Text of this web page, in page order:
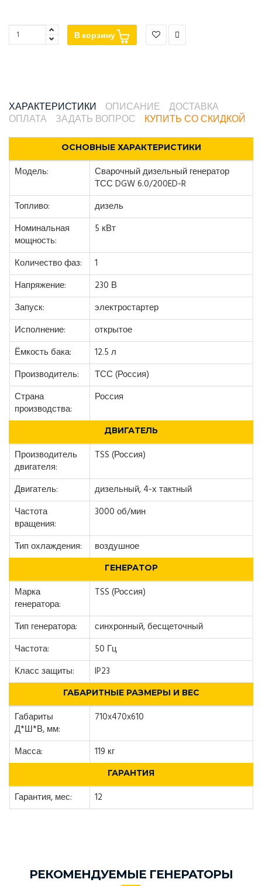
В корзину
ХАРАКТЕРИСТИКИ ОПИСАНИЕ
ДОСТАВКА
ОПЛАТА
ЗАДАТЬ ВОПРОС КУПИТЬ СО СКИДКОЙ
ОСНОВНЫЕ ХАРАКТЕРИСТИКИ
Модель:
Сварочный дизельный генератор
ТСС DGW 6.0/200ED-R
Топливо:
дизель
Номинальная
мощность:
5 кВт
Количество фаз:
1
Напряжение:
230 В
Запуск:
электростартер
Исполнение:
открытое
Ёмкость бака:
12.5 л
Производитель:
ТСС (Россия)
Страна
производства:
Россия
ДВИГАТЕЛЬ
Производитель
двигателя:
TSS (Россия)
Двигатель:
дизельный, 4-х тактный
Частота
вращения:
3000 об/мин
Тип охлаждения: воздушное
ГЕНЕРАТОР
Марка
генератора:
TSS (Россия)
Тип генератора:
синхронный, бесщеточный
Частота:
50 Гц
Класс защиты:
IP23
ГАБАРИТНЫЕ РАЗМЕРЫ И ВЕС
Габариты
Д*Ш*В, мм:
710x470x610
Масса: 119 кг
ГАРАНТИЯ
Гарантия, мес: 12
РЕКОМЕНДУЕМЫЕ ГЕНЕРАТОРЫ